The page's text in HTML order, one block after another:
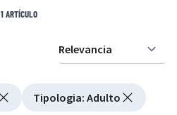
Tipologia: Adulto
1ARTÍCULO